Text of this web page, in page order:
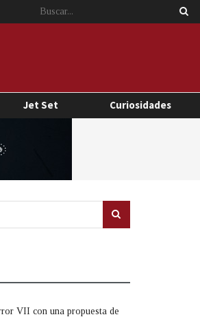
Jet Set Curiosidades
VII con una propuesta de